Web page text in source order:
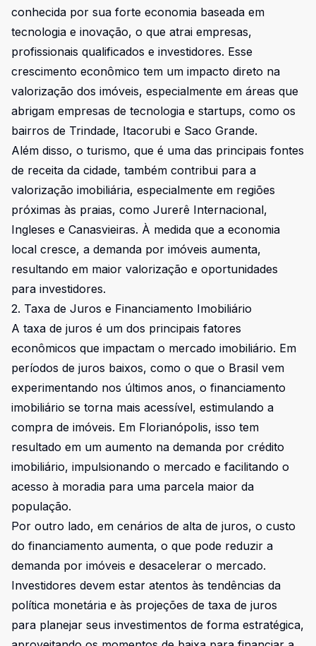
conhecida por sua forte economia baseada em
tecnologia e inovação, o que atrai empresas,
profissionais qualificados e investidores. Esse
crescimento econômico tem um impacto direto na
valorização dos imóveis, especialmente em áreas que
abrigam empresas de tecnologia e startups, como os
bairros de Trindade, Itacorubi e Saco Grande.
Além disso, o turismo, que é uma das principais fontes
de receita da cidade, também contribui para a
valorização imobiliária, especialmente em regiões
próximas às praias, como Jurerê Internacional,
Ingleses e Canasvieiras. À medida que a economia
local cresce, a demanda por imóveis aumenta,
resultando em maior valorização e oportunidades
para investidores.
2. Taxa de Juros e Financiamento Imobiliário
A taxa de juros é um dos principais fatores
econômicos que impactam o mercado imobiliário. Em
períodos de juros baixos, como o que o Brasil vem
experimentando nos últimos anos, o financiamento
imobiliário se torna mais acessível, estimulando a
compra de imóveis. Em Florianópolis, isso tem
resultado em um aumento na demanda por crédito
imobiliário, impulsionando o mercado e facilitando o
acesso à moradia para uma parcela maior da
população.
Por outro lado, em cenários de alta de juros, o custo
do financiamento aumenta, o que pode reduzir a
demanda por imóveis e desacelerar o mercado.
Investidores devem estar atentos às tendências da
política monetária e às projeções de taxa de juros
para planejar seus investimentos de forma estratégica,